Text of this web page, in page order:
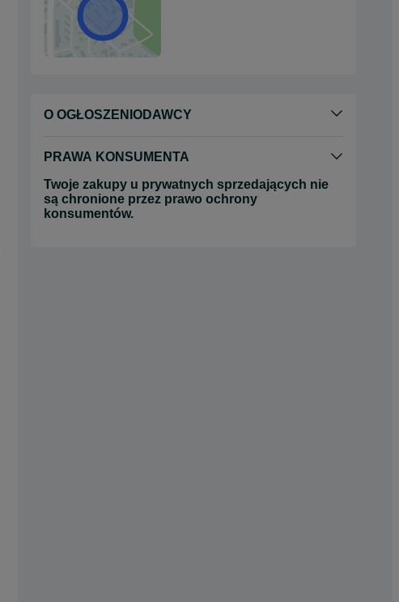
O OGŁOSZENIODAWCY
PRAWA KONSUMENTA
Twoje zakupy u prywatnych sprzedających nie
są chronione przez prawo ochrony
konsumentów.